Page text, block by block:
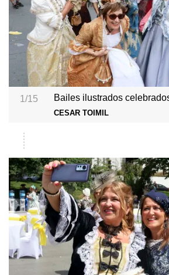
1/15 Bailes ilustrados
CESAR TOIMIL